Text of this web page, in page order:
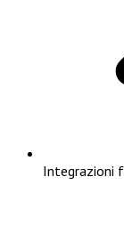
Integrazioni